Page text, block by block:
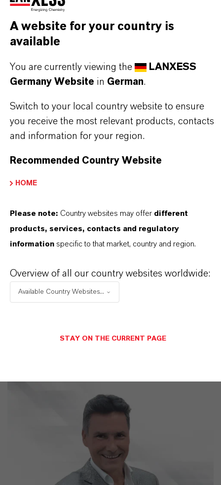
DARUMLANXESS!
Als führendes Spezialchemieunternehmen bieten
wir weit mehr als nur hochwertige Produkte: Wir
partnerschaftliches Denken. Im Mittelpunkt
unseres Handelns stehen jedoch Sie: unsere
Kunden. Unsere Kunden profitieren von
maßgeschneiderten Lösungen, globaler Präsenz
IM MITTELPUNKT STEHEN SIE: UNSERE
Partner für Ihr Unternehmen ist
A website for your country is
available
You are currently viewing the
LANXESS
Germany Website in German.
Switch to your local country website to ensure
you receive the most relevant products, contacts
and information for your region.
Recommended Country Website
HOME
Please note: Country websites may offer different
products, services, contacts and regulatory
information specific to that market, country and region.
Overview of all our country websites worldwide:
Available Country Websites...
STAY ON THE CURRENT PAGE